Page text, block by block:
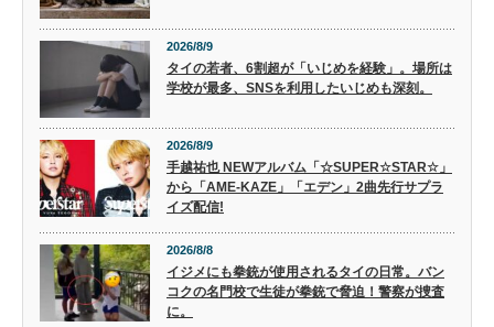
2026/8/9
タイの若者、6割超が「いじめを経験」。場所は
学校が最多、SNSを利用したいじめも深刻。
2026/8/9
手越祐也 NEWアルバム「☆SUPER☆STAR☆」
から「AME-KAZE」「エデン」2曲先行サプラ
イズ配信!
2026/8/8
イジメにも拳銃が使用されるタイの日常。バン
コクの名門校で生徒が拳銃で脅迫！警察が捜査
に。